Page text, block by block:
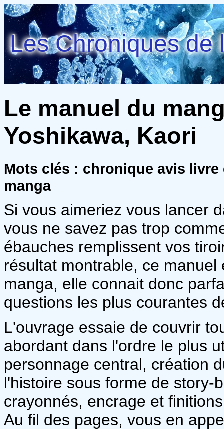
Les Chroniques de
Le manuel du
Yoshikawa, Kaori
Mots clés : chronique avis
manga
Si vous aimeriez vous lancer
vous ne savez pas trop
ébauches remplissent vos
résultat montrable, ce
manga, elle connait donc
questions les plus courantes
L'ouvrage essaie de couvrir
abordant dans l'ordre le plus
personnage central, création
l'histoire sous forme de story-
crayonnés, encrage et
Au fil des pages, vous en